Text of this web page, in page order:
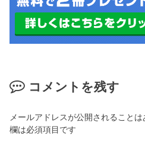
コメントを残す
メールアドレスが公開されることは
欄は必須項目です